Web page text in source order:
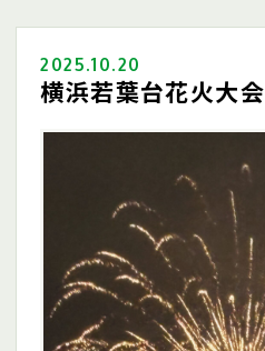
2025.10.20
横浜若葉台花火大会